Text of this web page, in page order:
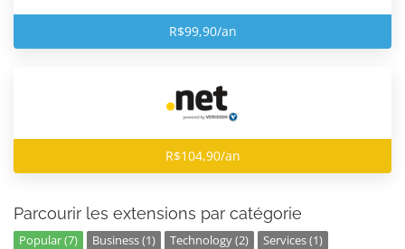
R$99,90/an
R$104,90/an
Parcourir les extensions par catégorie
Popular (7) Business (1) Technology (2)
Services (1)